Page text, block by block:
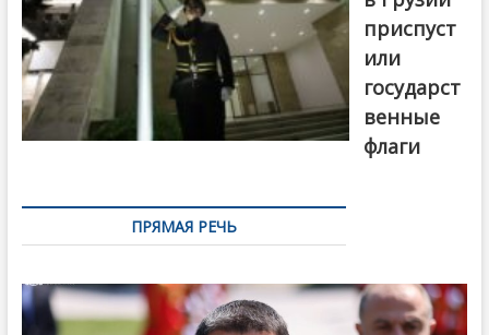
приспуст
или
государст
венные
флаги
ПРЯМАЯ РЕЧЬ